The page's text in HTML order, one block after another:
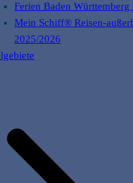
Ferien Baden Württemberg
Mein Schiff® Reisen-
2025/2026